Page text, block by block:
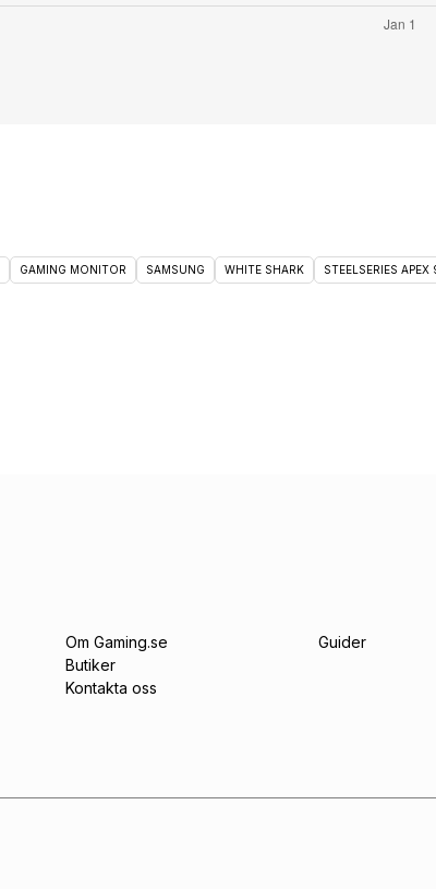
GAMING MONITOR SAMSUNG WHITE SHARK STEELSERIES
Om Gaming.se
Butiker
Kontakta oss
Guider